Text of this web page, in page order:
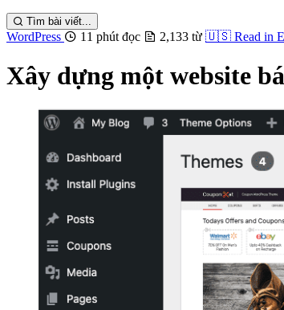
Tìm bài viết...
WordPress 11 phút đọc 2,133 từ 🇺🇸 Read in
Xây dựng một website